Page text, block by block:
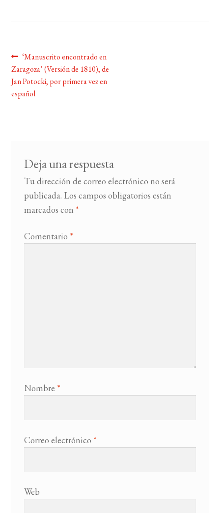
Navegación
de
entradas
Anterior:
‘Manuscrito encontrado en
Zaragoza’ (Versión de 1810), de
Jan Potocki, por primera vez en
español
Deja una respuesta
Tu dirección de correo electrónico no será
publicada. Los campos obligatorios están
marcados con *
Comentario *
Nombre *
Correo electrónico *
Web